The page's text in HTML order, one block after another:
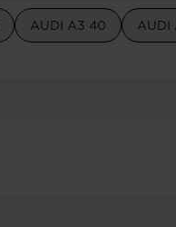
AUDI A3 40 AUDI